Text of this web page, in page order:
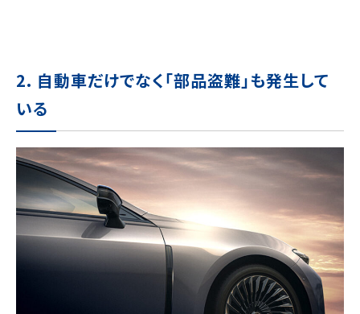
2. 自動車だけでなく「部品盗難」も発生して
いる